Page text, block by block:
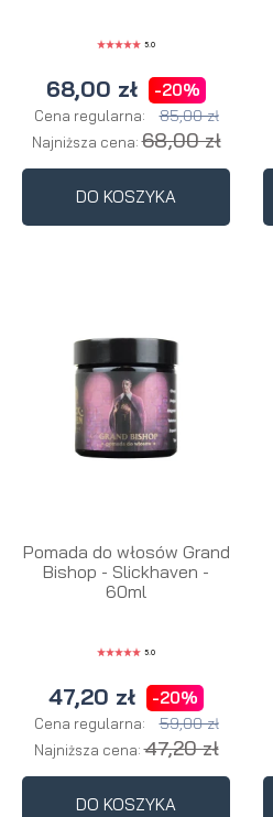
5.0
68,00 zł -20%
Cena regularna: 85,00 zł
Najniższa cena:68,00 zł
DO KOSZYKA
Pomada do włosów Grand
Bishop - Slickhaven -
60ml
5.0
47,20 zł -20%
Cena regularna: 59,00 zł
Najniższa cena:47,20 zł
DO KOSZYKA